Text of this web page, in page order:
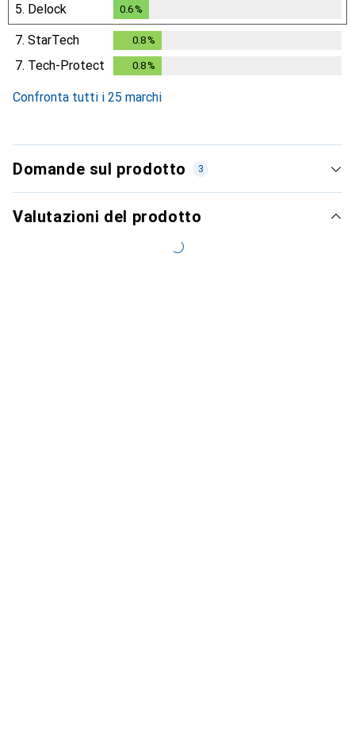
5. Delock 0.6 %
7. StarTech 0.8%
7. Tech-Protect 0.8%
Confronta tutti i 25 marchi
Domande sul prodotto 3
Valutazioni del prodotto